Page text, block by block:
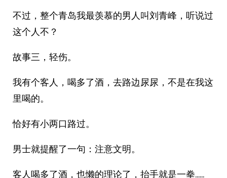
不过，整个青岛我最羡慕的男人叫刘青峰，听说过
这个人不？
故事三，轻伤。
我有个客人，喝多了酒，去路边尿尿，不是在我这
里喝的。
恰好有小两口路过。
男士就提醒了一句：注意文明。
客人喝多了酒，也懒的理论了，抬手就是一拳……